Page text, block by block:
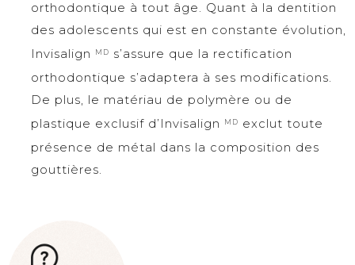
orthodontique à tout âge. Quant à la dentition
des adolescents qui est en constante évolution,
Invisalign
MD
s’assure que la rectification
orthodontique s’adaptera à ses modifications.
De plus, le matériau de polymère ou de
plastique exclusif d’Invisalign
MD
exclut toute
présence de métal dans la composition des
gouttières.